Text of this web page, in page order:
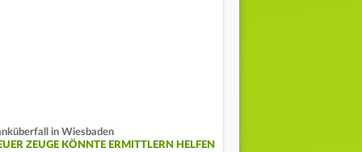
in Wiesbaden
ZEUGE KÖNNTE ERMITTLERN HELFEN